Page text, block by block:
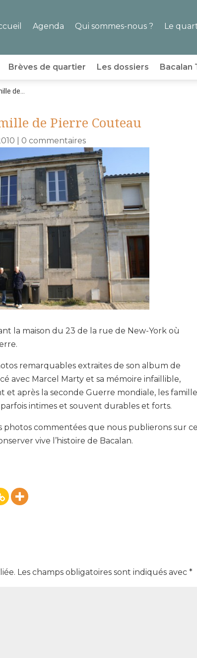
Agenda Qui sommes-nous ? Le
Brèves de quartier Les dossiers Bacalan
de...
de Pierre Couteau
0 commentaires
la maison du 23 de la rue de New-York où
remarquables extraites de son album de
avec Marcel Marty et sa mémoire infaillible,
et après la seconde Guerre mondiale, les
intimes et souvent durables et forts.
photos commentées que nous publierons sur ce
vive l’histoire de Bacalan.
Les champs obligatoires sont indiqués avec*